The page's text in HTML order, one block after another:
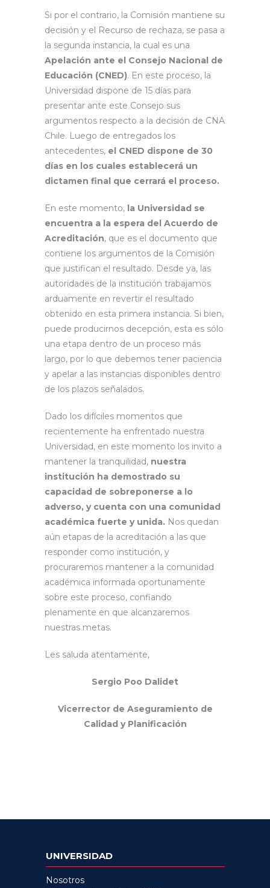
Si por el contrario, la Comisión mantiene su
decisión y el Recurso de rechaza, se pasa a
la segunda instancia, la cual es una
Apelación ante el Consejo Nacional de
Educación (CNED). En este proceso, la
Universidad dispone de 15 días para
presentar ante este Consejo sus
argumentos respecto a la decisión de CNA
Chile. Luego de entregados los
antecedentes, el CNED dispone de 30
días en los cuales establecerá un
dictamen final que cerrará el proceso.
En este momento, la Universidad se
encuentra a la espera del Acuerdo de
Acreditación, que es el documento que
contiene los argumentos de la Comisión
que justifican el resultado. Desde ya, las
autoridades de la institución trabajamos
arduamente en revertir el resultado
obtenido en esta primera instancia. Si bien,
puede producirnos decepción, esta es sólo
una etapa dentro de un proceso más
largo, por lo que debemos tener paciencia
y apelar a las instancias disponibles dentro
de los plazos señalados.
Dado los difíciles momentos que
recientemente ha enfrentado nuestra
Universidad, en este momento los invito a
mantener la tranquilidad, nuestra
institución ha demostrado su
capacidad de sobreponerse a lo
adverso, y cuenta con una comunidad
académica fuerte y unida. Nos quedan
aún etapas de la acreditación a las que
responder como institución, y
procuraremos mantener a la comunidad
académica informada oportunamente
sobre este proceso, confiando
plenamente en que alcanzaremos
nuestras metas.
Les saluda atentamente,
Sergio Poo Dalidet
Vicerrector de Aseguramiento de
Calidad y Planificación
UNIVERSIDAD
Nosotros